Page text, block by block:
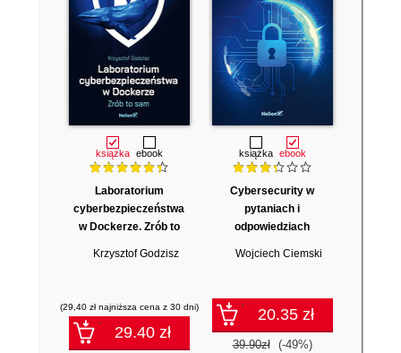
książka ebook
Laboratorium
cyberbezpieczeństwa
w Dockerze. Zrób to
Krzysztof Godzisz
(29,40 zł najniższa cena z 30 dni)
29.40 zł
książka ebook
Cybersecurity w
pytaniach i
odpowiedziach
Wojciech Ciemski
20.35 zł
39.90zł (-49%)